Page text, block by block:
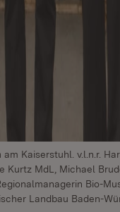
Kaiserstuhl. v.l.n.r.
Kurtz MdL, Michael
Bio-
Landbau Baden-